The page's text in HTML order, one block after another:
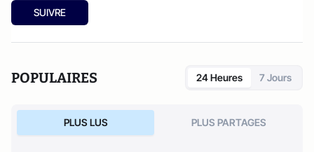
New York Times The Benedict Option (2017) et Live Not By
Lies (2020), tous deux traduits dans plus de dix langues. Il
SUIVRE
POPULAIRES 24 Heures 7 Jours
PLUS LUS PLUS PARTAGES